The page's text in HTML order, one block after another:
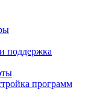
поддержка
программ